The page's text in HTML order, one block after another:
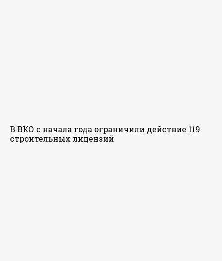
В ВКО с начала года ограничили действие 119
строительных лицензий